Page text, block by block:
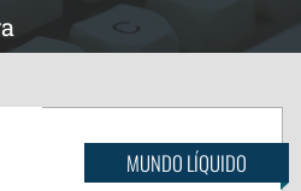
MUNDO LÍQUIDO